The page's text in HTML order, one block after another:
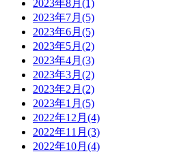
2023年8月(1)
2023年7月(5)
2023年6月(5)
2023年5月(2)
2023年4月(3)
2023年3月(2)
2023年2月(2)
2023年1月(5)
2022年12月(4)
2022年11月(3)
2022年10月(4)